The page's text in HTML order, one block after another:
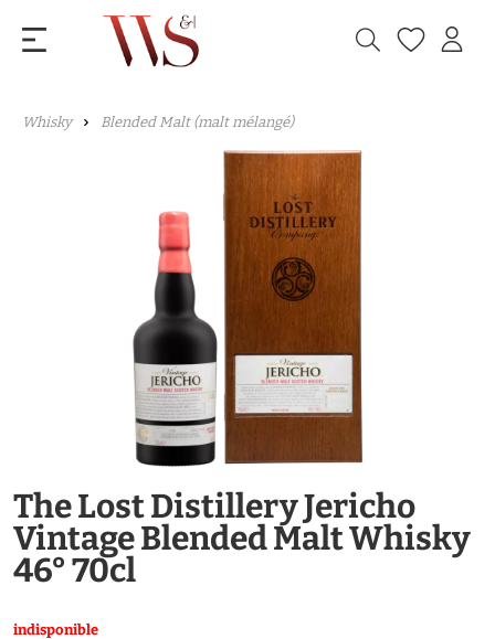
Whisky Blended Malt (malt mélangé)
The Lost Distillery Jericho
Vintage Blended Malt Whisky
46° 70cl
indisponible